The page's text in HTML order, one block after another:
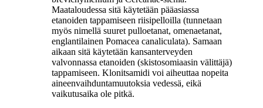
Maataloudessa sitä käytetään pääasiassa
etanoiden tappamiseen riisipelloilla (tunnetaan
myös nimellä suuret pulloetanat, omenaetanat,
englantilainen Pomacea canaliculata). Samaan
aikaan sitä käytetään kansanterveyden
valvonnassa etanoiden (skistosomiaasin välittäjä)
tappamiseen. Klonitsamidi voi aiheuttaa nopeita
aineenvaihduntamuutoksia vedessä, eikä
vaikutusaika ole pitkä.